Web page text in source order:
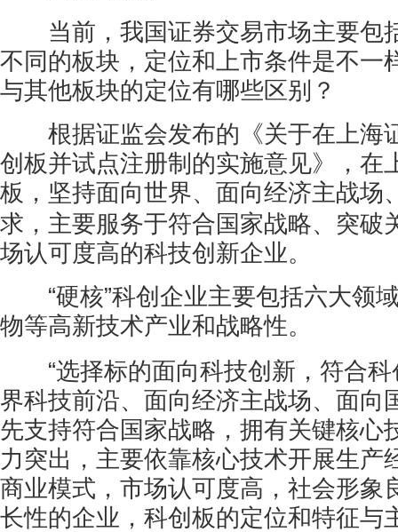
当前，我国证券交易市场主要包
不同的板块，定位和上市条件是不一
与其他板块的定位有哪些区别？
根据证监会发布的《关于在上海
创板并试点注册制的实施意见》，在
板，坚持面向世界、面向经济主战场
求，主要服务于符合国家战略、突破
场认可度高的科技创新企业。
“硬核”科创企业主要包括六大领
物等高新技术产业和战略性。
“选择标的面向科技创新，符合科
界科技前沿、面向经济主战场、面向
先支持符合国家战略，拥有关键核心
力突出，主要依靠核心技术开展生产
商业模式，市场认可度高，社会形象
长性的企业，科创板的定位和特征与